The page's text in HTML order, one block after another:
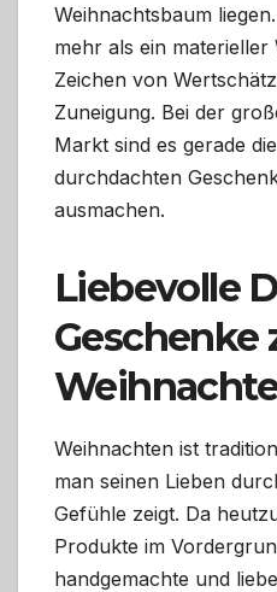
Weihnachtsbaum
mehr als ein materieller
Zeichen von
Zuneigung. Bei der
Markt sind es gerade
durchdachten
ausmachen.
Liebevolle
Geschenke
Weihnachten ist
man seinen Lieben
Gefühle zeigt. Da
Produkte im
handgemachte und